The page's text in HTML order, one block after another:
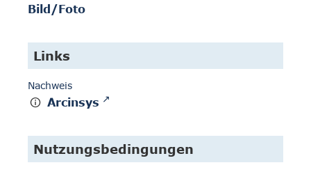
Bild/Foto
Links
Nachweis
Arcinsys
Nutzungsbedingungen